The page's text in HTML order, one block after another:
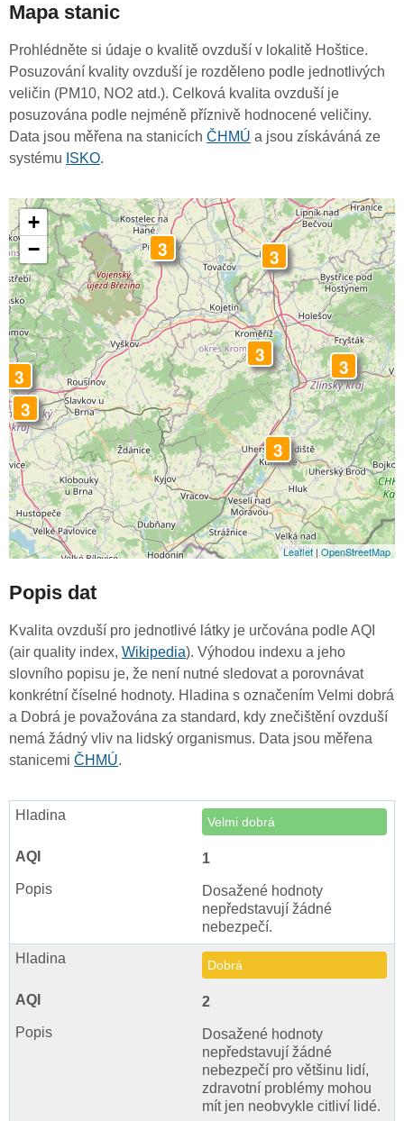
Mapa stanic
Prohlédněte si údaje o kvalitě ovzduší v lokalitě Hoštice.
Posuzování kvality ovzduší je rozděleno podle jednotlivých
veličin (PM10, NO2 atd.). Celková kvalita ovzduší je
posuzována podle nejméně příznivě hodnocené veličiny.
Data jsou měřena na stanicích ČHMÚ a jsou získáváná ze
systému ISKO.
3
3
3
3 3
3
3
+
−
Leaflet | OpenStreetMap
Popis dat
Kvalita ovzduší pro jednotlivé látky je určována podle AQI
(air quality index, Wikipedia). Výhodou indexu a jeho
slovního popisu je, že není nutné sledovat a porovnávat
konkrétní číselné hodnoty. Hladina s označením Velmi dobrá
a Dobrá je považována za standard, kdy znečištění ovzduší
nemá žádný vliv na lidský organismus. Data jsou měřena
stanicemi ČHMÚ.
Velmi dobrá
1
Dosažené hodnoty
nepředstavují žádné
nebezpečí.
Dobrá
2
Dosažené hodnoty
nepředstavují žádné
nebezpečí pro většinu lidí,
zdravotní problémy mohou
mít jen neobvykle citliví lidé.